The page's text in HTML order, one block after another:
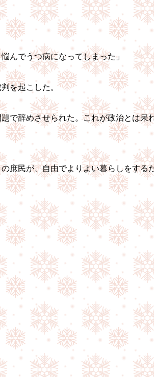
んでうつ病になってしまった」
を起こした。
で辞めさせられた。これが政治とは呆れ
民が、自由でよりよい暮らしをする